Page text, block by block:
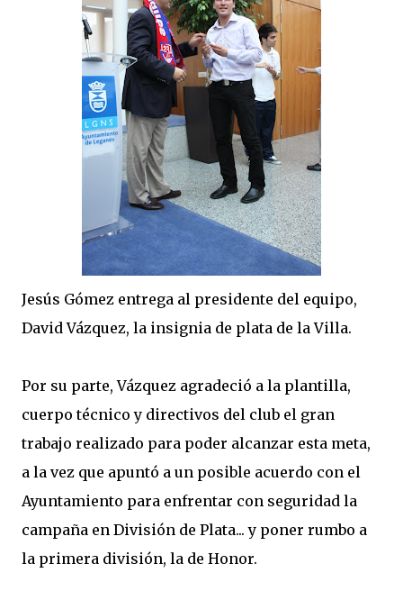
Jesús Gómez entrega al presidente del equipo,
David Vázquez, la insignia de plata de la Villa.
Por su parte, Vázquez agradeció a la plantilla,
cuerpo técnico y directivos del club el gran
trabajo realizado para poder alcanzar esta meta,
a la vez que apuntó a un posible acuerdo con el
Ayuntamiento para enfrentar con seguridad la
campaña en División de Plata... y poner rumbo a
la primera división, la de Honor.